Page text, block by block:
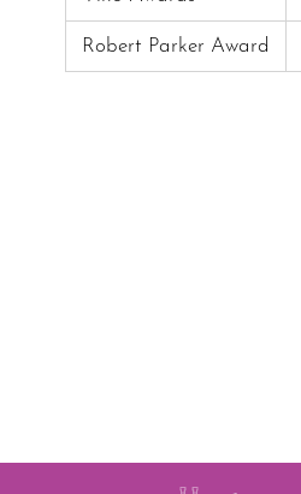
Robert Parker Award